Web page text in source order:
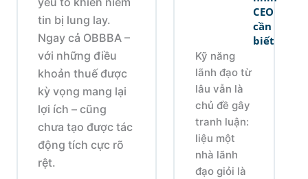
CEO
cần
biết
Kỹ năng
lãnh đạo từ
lâu vẫn là
chủ đề gây
tranh luận:
liệu một
nhà lãnh
đạo giỏi là
tin bị lung lay.
Ngay cả OBBBA –
với những điều
khoản thuế được
kỳ vọng mang lại
lợi ích – cũng
chưa tạo được tác
động tích cực rõ
rệt.